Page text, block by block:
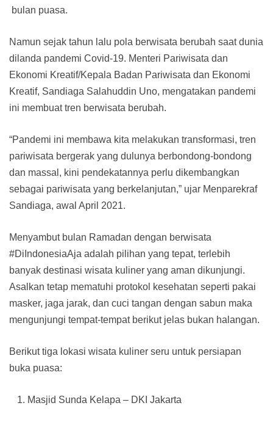
bulan puasa.
Namun sejak tahun lalu pola berwisata berubah saat dunia
dilanda pandemi Covid-19. Menteri Pariwisata dan
Ekonomi Kreatif/Kepala Badan Pariwisata dan Ekonomi
Kreatif, Sandiaga Salahuddin Uno, mengatakan pandemi
ini membuat tren berwisata berubah.
“Pandemi ini membawa kita melakukan transformasi, tren
pariwisata bergerak yang dulunya berbondong-bondong
dan massal, kini pendekatannya perlu dikembangkan
sebagai pariwisata yang berkelanjutan,” ujar Menparekraf
Sandiaga, awal April 2021.
Menyambut bulan Ramadan dengan berwisata
#DiIndonesiaAja adalah pilihan yang tepat, terlebih
banyak destinasi wisata kuliner yang aman dikunjungi.
Asalkan tetap mematuhi protokol kesehatan seperti pakai
masker, jaga jarak, dan cuci tangan dengan sabun maka
mengunjungi tempat-tempat berikut jelas bukan halangan.
Berikut tiga lokasi wisata kuliner seru untuk persiapan
buka puasa:
Masjid Sunda Kelapa – DKI Jakarta